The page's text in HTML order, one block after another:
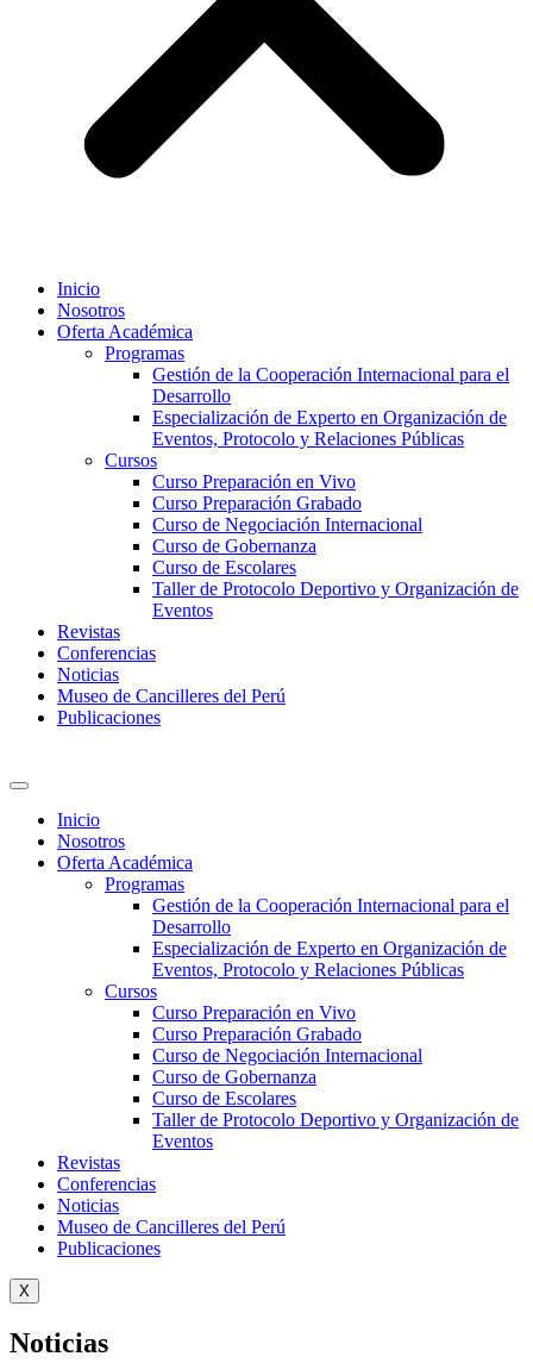
Inicio
Nosotros
Oferta Académica
Programas
Gestión de la Cooperación Internacional para el
Desarrollo
Especialización de Experto en Organización de
Eventos, Protocolo y Relaciones Públicas
Cursos
Curso Preparación en Vivo
Curso Preparación Grabado
Curso de Negociación Internacional
Curso de Gobernanza
Curso de Escolares
Taller de Protocolo Deportivo y Organización de
Eventos
Revistas
Conferencias
Noticias
Museo de Cancilleres del Perú
Publicaciones
Inicio
Nosotros
Oferta Académica
Programas
Gestión de la Cooperación Internacional para el
Desarrollo
Especialización de Experto en Organización de
Eventos, Protocolo y Relaciones Públicas
Cursos
Curso Preparación en Vivo
Curso Preparación Grabado
Curso de Negociación Internacional
Curso de Gobernanza
Curso de Escolares
Taller de Protocolo Deportivo y Organización de
Eventos
Revistas
Conferencias
Noticias
Museo de Cancilleres del Perú
Publicaciones
X
Noticias